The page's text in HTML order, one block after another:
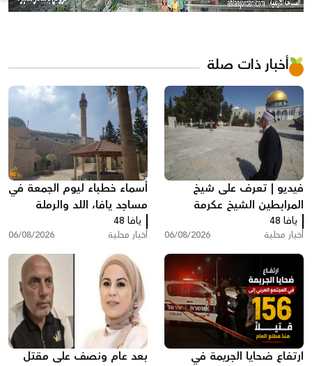
أخبار ذات صلة
فيديو | تعرف على شيخ
المرابطين الشيخ عكرمة
صبري
يافا 48
أخبار محلية 06/08/2026
أسماء خطباء ليوم الجمعة في
مساجد يافا، اللد والرملة
يافا 48
أخبار محلية 06/08/2026
ارتفاع ضحايا الجريمة في
بعد عام ونصف على مقتل